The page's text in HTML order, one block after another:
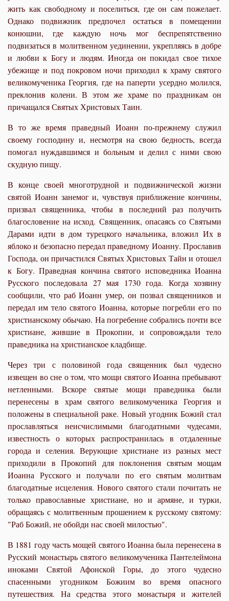
жить как свободному и поселиться, где он сам пожелает.
Однако подвижник предпочел остаться в помещении
конюшни, где каждую ночь мог беспрепятственно
подвизаться в молитвенном уединении, укрепляясь в добре
и любви к Богу и людям. Иногда он покидал свое тихое
убежище и под покровом ночи приходил к храму святого
великомученика Георгия, где на паперти усердно молился,
преклонив колени. В этом же храме по праздникам он
причащался Святых Христовых Таин.
В то же время праведный Иоанн по-прежнему служил
своему господину и, несмотря на свою бедность, всегда
помогал нуждавшимся и больным и делил с ними свою
скудную пищу.
В конце своей многотрудной и подвижнической жизни
святой Иоанн занемог и, чувствуя приближение кончины,
призвал священника, чтобы в последний раз получить
благословение на исход. Священник, опасаясь со Святыми
Дарами идти в дом турецкого начальника, вложил Их в
яблоко и безопасно передал праведному Иоанну. Прославив
Господа, он причастился Святых Христовых Тайн и отошел
к Богу. Праведная кончина святого исповедника Иоанна
Русского последовала 27 мая 1730 года. Когда хозяину
сообщили, что раб Иоанн умер, он позвал священников и
передал им тело святого Иоанна, которые погребли его по
христианскому обычаю. На погребение собрались почти все
христиане, жившие в Прокопии, и сопровождали тело
праведника на христианское кладбище.
Через три с половиной года священник был чудесно
извещен во сне о том, что мощи святого Иоанна пребывают
нетленными. Вскоре святые мощи праведника были
перенесены в храм святого великомученика Георгия и
положены в специальной раке. Новый угодник Божий стал
прославляться неисчислимыми благодатными чудесами,
известность о которых распространилась в отдаленные
города и селения. Верующие христиане из разных мест
приходили в Прокопий для поклонения святым мощам
Иоанна Русского и получали по его святым молитвам
благодатные исцеления. Нового святого стали почитать не
только православные христиане, но и армяне, и турки,
обращаясь с молитвенным прошением к русскому святому:
"Раб Божий, не обойди нас своей милостью".
В 1881 году часть мощей святого Иоанна была перенесена в
Русский монастырь святого великомученика Пантелеймона
иноками Святой Афонской Горы, до этого чудесно
спасенными угодником Божиим во время опасного
путешествия. На средства этого монастыря и жителей